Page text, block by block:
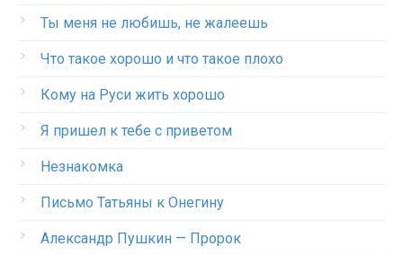
Ты меня не любишь, не жалеешь
Что такое хорошо и что такое плохо
Кому на Руси жить хорошо
Я пришел к тебе с приветом
Незнакомка
Письмо Татьяны к Онегину
Александр Пушкин — Пророк